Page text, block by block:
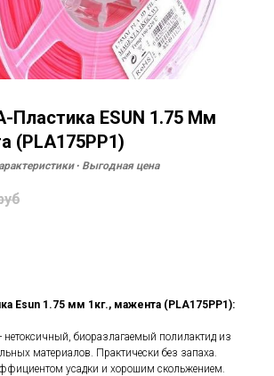
Пластика ESUN 1.75 Мм
(PLA175PP1)
∙ Выгодная цена
Esun 1.75 мм 1кг., мажента (PLA175PP1):
нетоксичный, биоразлагаемый полилактид из
материалов. Практически без запаха.
усадки и хорошим скольжением.